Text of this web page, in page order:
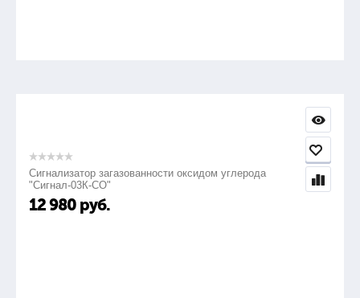
Сигнализатор загазованности оксидом углерода
"Сигнал-03К-СО"
12 980 руб.